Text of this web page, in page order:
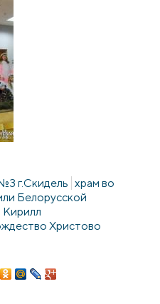
г.Скидель храм во
Белорусской
Христово